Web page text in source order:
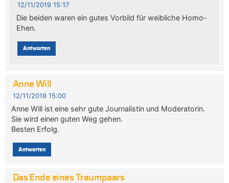
12/11/2019 15:17
Die beiden waren ein gutes Vorbild für weibliche Homo-
Ehen.
Antworten
Anne Will
12/11/2019 15:00
Anne Will ist eine sehr gute Journalistin und Moderatorin.
Sie wird einen guten Weg gehen.
Besten Erfolg.
Antworten
Das Ende eines Traumpaars